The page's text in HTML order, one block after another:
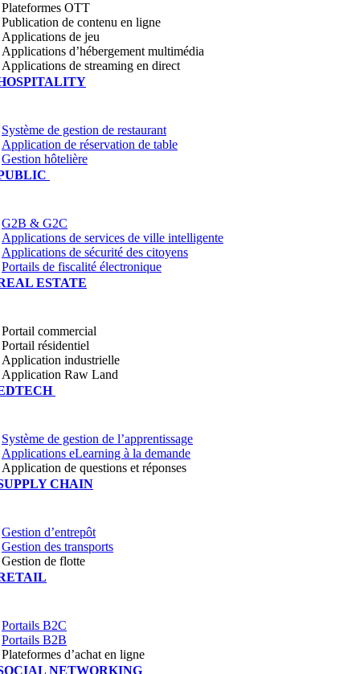
Plateformes OTT
Publication de contenu en ligne
Applications de jeu
Applications d’hébergement multimédia
Applications de streaming en direct
Système de gestion de restaurant
Application de réservation de table
Gestion hôtelière
G2B & G2C
Applications de services de ville intelligente
Applications de sécurité des citoyens
Portails de fiscalité électronique
ESTATE
Portail commercial
Portail résidentiel
Application industrielle
Application Raw Land
Système de gestion de l’apprentissage
Applications eLearning à la demande
Application de questions et réponses
CHAIN
Gestion d’entrepôt
Gestion des transports
Gestion de flotte
Portails B2C
Portails B2B
Plateformes d’achat en ligne
NETWORKING